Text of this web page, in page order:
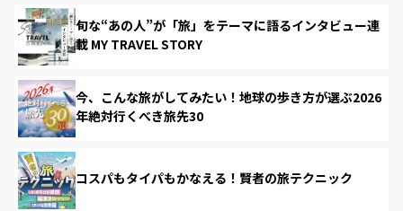
旬な“あの人”が「旅」をテーマに語るインタビュー連
載 MY TRAVEL STORY
今、こんな旅がしてみたい！地球の歩き方が選ぶ2026
年絶対行くべき旅先30
コスパもタイパもかなえる！賢者の旅テクニック